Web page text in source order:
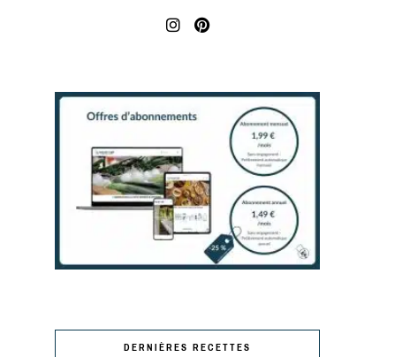
DERNIÈRES RECETTES